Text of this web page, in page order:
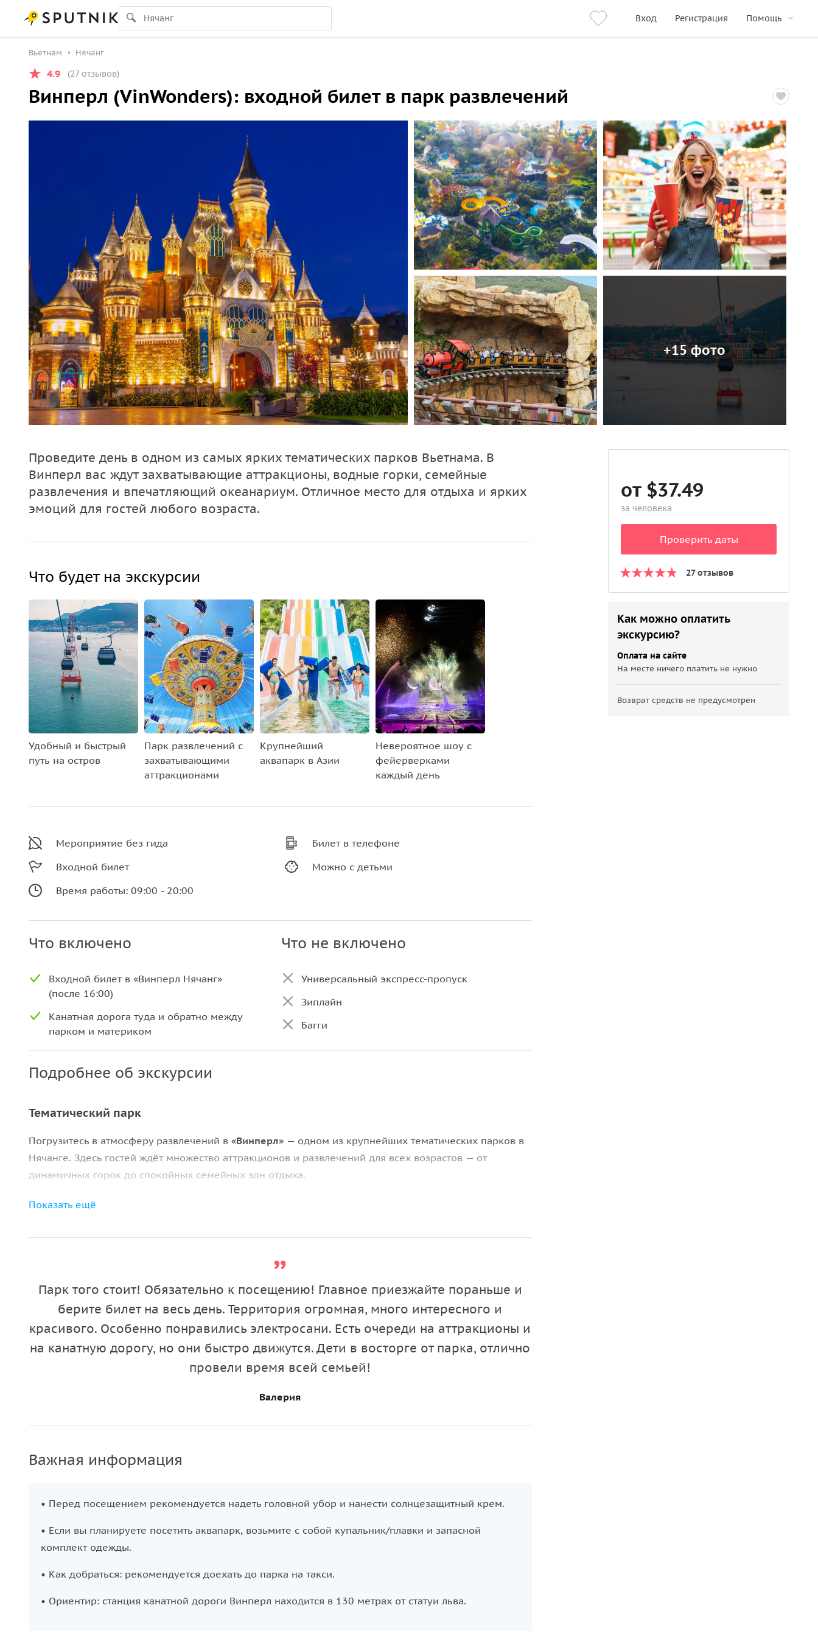
Вход Регистрация Помощь
Вьетнам Нячанг
4.9 (27 отзывов)
Винперл (VinWonders): входной билет в парк развлечений
+15 фото
Проведите день в одном из самых ярких тематических парков Вьетнама. В
Винперл вас ждут захватывающие аттракционы, водные горки, семейные
развлечения и впечатляющий океанариум. Отличное место для отдыха и ярких
эмоций для гостей любого возраста.
Что будет на экскурсии
Удобный и быстрый
путь на остров
Парк развлечений с
захватывающими
аттракционами
Крупнейший
аквапарк в Азии
Невероятное шоу с
фейерверками
каждый день
Мероприятие без гида
Входной билет
Время работы: 09:00 - 20:00
Билет в телефоне
Можно с детьми
Что включено
Входной билет в «Винперл Нячанг»
(после 16:00)
Канатная дорога туда и обратно между
парком и материком
Что не включено
Универсальный экспресс-пропуск
Зиплайн
Багги
Подробнее об экскурсии
Тематический парк
Погрузитесь в атмосферу развлечений в «Винперл» — одном из крупнейших тематических парков в
Нячанге. Здесь гостей ждёт множество аттракционов и развлечений для всех возрастов — от
динамичных горок до спокойных семейных зон отдыха.
Аттракционы и развлечения
, где можно отлично провести время всей семьёй.
Океанариум и зоны отдыха
Одна из главных достопримечательностей парка — океанариум
чтобы рассмотреть их вблизи, а затем загляните в
рестораны, кафе и сувенирные магазины
отдохнуть и купить памятные подарки.
Показать ещё
Парк того стоит! Обязательно к посещению! Главное приезжайте пораньше и
берите билет на весь день. Территория огромная, много интересного и
красивого. Особенно понравились электросани. Есть очереди на аттракционы и
на канатную дорогу, но они быстро движутся. Дети в восторге от парка, отлично
провели время всей семьей!
Валерия
Важная информация
• Перед посещением рекомендуется надеть головной убор и нанести солнцезащитный крем.
• Если вы планируете посетить аквапарк, возьмите с собой купальник/плавки и запасной
комплект одежды.
• Как добраться: рекомендуется доехать до парка на такси.
• Ориентир: станция канатной дороги Винперл находится в 130 метрах от статуи льва.
от $37.49
за человека
Проверить даты
27 отзывов
Как можно оплатить
экскурсию?
Оплата на сайте
На месте ничего платить не нужно
Возврат средств не предусмотрен